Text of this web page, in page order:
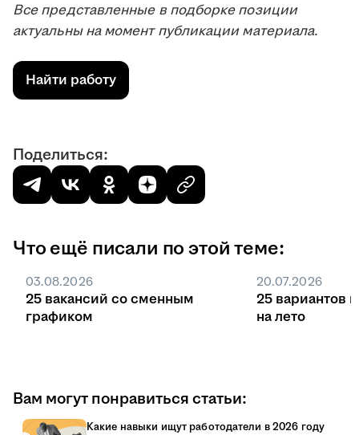
Все представленные в подборке позиции
актуальны на момент публикации материала.
Найти работу
Поделиться:
Что ещё писали по этой теме:
03.08.2026
25 вакансий со сменным
графиком
20.07.2026
25 вариантов
на лето
Вам могут понравиться статьи:
Какие навыки ищут работодатели в 2026 году